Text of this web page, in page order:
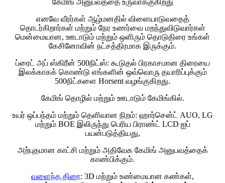
கேமிங் அனுபவத்தை உருவாக்குகிறது
எனவே வீரர்கள் ஆழ்மனதில் விளையாடுவதைத்
தொடர்கிறார்கள் மற்றும் நேர உணர்வை மறந்துவிடுவார்கள்
மென்மையான, ஊடாடும் மற்றும் ஒளிரும் தொடுதிரை உங்கள்
கேசினோவின் நட்சத்திரமாக இருக்கும்.
ப்ரைட் அப் ஸ்கிரீன் 500நிட்ஸ்: கூடுதல் பிரகாசமான திரையை
இலக்காகக் கொண்டு எங்களின் ஒவ்வொரு தயாரிப்புக்கும்
500நிட்களை Horsent வழங்குகிறது.
கேமிங் தொழில் மற்றும் ஊடாடும் கேமிங்கில்.
உயர் ஒப்பந்தம் மற்றும் தெளிவான நிறம்: ஹார்சென்ட் AUO, LG
மற்றும் BOE இலிருந்து பெரிய பிராண்ட் LCD ஐப்
பயன்படுத்தியது,
அற்புதமான காட்சி மற்றும் அதிவேக கேமிங் அனுபவத்தைக்
காண்பிக்கும்.
வளைந்த திரை: 3D மற்றும் உண்மையான கண்கள்,